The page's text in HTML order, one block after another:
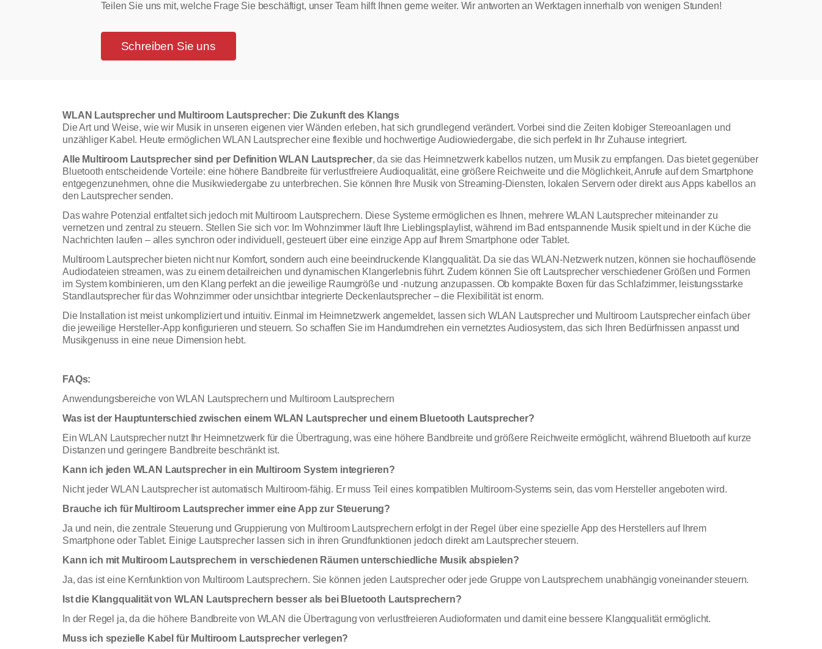
Teilen Sie uns mit, welche Frage Sie beschäftigt, unser Team hilft Ihnen gerne weiter. Wir antworten an Werktagen innerhalb von wenigen Stunden!
Schreiben Sie uns
WLAN Lautsprecher und Multiroom Lautsprecher: Die Zukunft des Klangs
Die Art und Weise, wie wir Musik in unseren eigenen vier Wänden erleben, hat sich grundlegend verändert. Vorbei sind die Zeiten klobiger Stereoanlagen und
unzähliger Kabel. Heute ermöglichen WLAN Lautsprecher eine flexible und hochwertige Audiowiedergabe, die sich perfekt in Ihr Zuhause integriert.
Alle Multiroom Lautsprecher sind per Definition WLAN Lautsprecher, da sie das Heimnetzwerk kabellos nutzen, um Musik zu empfangen. Das bietet gegenüber
Bluetooth entscheidende Vorteile: eine höhere Bandbreite für verlustfreiere Audioqualität, eine größere Reichweite und die Möglichkeit, Anrufe auf dem Smartphone
entgegenzunehmen, ohne die Musikwiedergabe zu unterbrechen. Sie können Ihre Musik von Streaming-Diensten, lokalen Servern oder direkt aus Apps kabellos an
den Lautsprecher senden.
Das wahre Potenzial entfaltet sich jedoch mit Multiroom Lautsprechern. Diese Systeme ermöglichen es Ihnen, mehrere WLAN Lautsprecher miteinander zu
vernetzen und zentral zu steuern. Stellen Sie sich vor: Im Wohnzimmer läuft Ihre Lieblingsplaylist, während im Bad entspannende Musik spielt und in der Küche die
Nachrichten laufen – alles synchron oder individuell, gesteuert über eine einzige App auf Ihrem Smartphone oder Tablet.
Multiroom Lautsprecher bieten nicht nur Komfort, sondern auch eine beeindruckende Klangqualität. Da sie das WLAN-Netzwerk nutzen, können sie hochauflösende
Audiodateien streamen, was zu einem detailreichen und dynamischen Klangerlebnis führt. Zudem können Sie oft Lautsprecher verschiedener Größen und Formen
im System kombinieren, um den Klang perfekt an die jeweilige Raumgröße und -nutzung anzupassen. Ob kompakte Boxen für das Schlafzimmer, leistungsstarke
Standlautsprecher für das Wohnzimmer oder unsichtbar integrierte Deckenlautsprecher – die Flexibilität ist enorm.
Die Installation ist meist unkompliziert und intuitiv. Einmal im Heimnetzwerk angemeldet, lassen sich WLAN Lautsprecher und Multiroom Lautsprecher einfach über
die jeweilige Hersteller-App konfigurieren und steuern. So schaffen Sie im Handumdrehen ein vernetztes Audiosystem, das sich Ihren Bedürfnissen anpasst und
Musikgenuss in eine neue Dimension hebt.
FAQs:
Anwendungsbereiche von WLAN Lautsprechern und Multiroom Lautsprechern
Was ist der Hauptunterschied zwischen einem WLAN Lautsprecher und einem Bluetooth Lautsprecher?
Ein WLAN Lautsprecher nutzt Ihr Heimnetzwerk für die Übertragung, was eine höhere Bandbreite und größere Reichweite ermöglicht, während Bluetooth auf kurze
Distanzen und geringere Bandbreite beschränkt ist.
Kann ich jeden WLAN Lautsprecher in ein Multiroom System integrieren?
Nicht jeder WLAN Lautsprecher ist automatisch Multiroom-fähig. Er muss Teil eines kompatiblen Multiroom-Systems sein, das vom Hersteller angeboten wird.
Brauche ich für Multiroom Lautsprecher immer eine App zur Steuerung?
Ja und nein, die zentrale Steuerung und Gruppierung von Multiroom Lautsprechern erfolgt in der Regel über eine spezielle App des Herstellers auf Ihrem
Smartphone oder Tablet. Einige Lautsprecher lassen sich in ihren Grundfunktionen jedoch direkt am Lautsprecher steuern.
Kann ich mit Multiroom Lautsprechern in verschiedenen Räumen unterschiedliche Musik abspielen?
Ja, das ist eine Kernfunktion von Multiroom Lautsprechern. Sie können jeden Lautsprecher oder jede Gruppe von Lautsprechern unabhängig voneinander steuern.
Ist die Klangqualität von WLAN Lautsprechern besser als bei Bluetooth Lautsprechern?
In der Regel ja, da die höhere Bandbreite von WLAN die Übertragung von verlustfreieren Audioformaten und damit eine bessere Klangqualität ermöglicht.
Muss ich spezielle Kabel für Multiroom Lautsprecher verlegen?